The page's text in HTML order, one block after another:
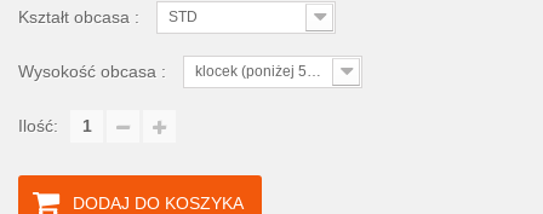
Kształt obcasa : STD
Wysokość obcasa : klocek (poniżej 5cm)
Ilość:
DODAJ DO KOSZYKA